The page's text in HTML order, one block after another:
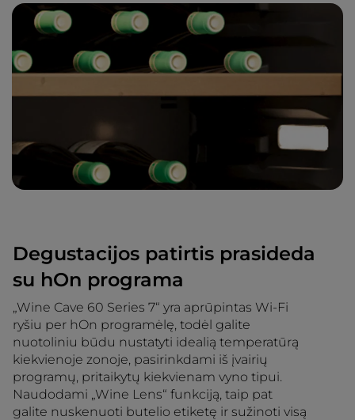
Degustacijos patirtis prasideda
su hOn programa
„Wine Cave 60 Series 7“ yra aprūpintas Wi-Fi
ryšiu per hOn programėlę, todėl galite
nuotoliniu būdu nustatyti idealią temperatūrą
kiekvienoje zonoje, pasirinkdami iš įvairių
programų, pritaikytų kiekvienam vyno tipui.
Naudodami „Wine Lens“ funkciją, taip pat
galite nuskenuoti butelio etiketę ir sužinoti visą